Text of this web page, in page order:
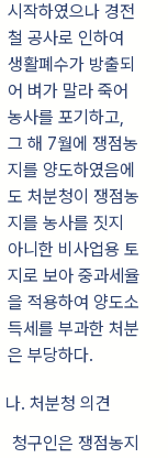
시작하였으나 경전
철 공사로 인하여
생활폐수가 방출되
어 벼가 말라 죽어
농사를 포기하고,
그 해 7월에 쟁점농
지를 양도하였음에
도 처분청이 쟁점농
지를 농사를 짓지
아니한 비사업용 토
지로 보아 중과세율
을 적용하여 양도소
득세를 부과한 처분
은 부당하다.
나. 처분청 의견
청구인은 쟁점농지